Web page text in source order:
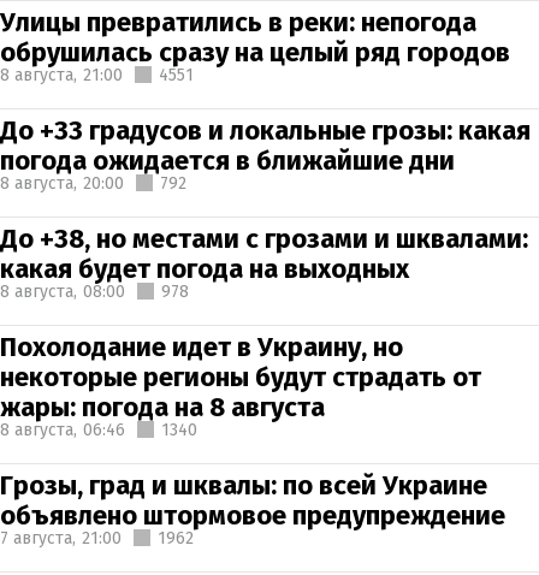
Улицы превратились в реки: непогода
обрушилась сразу на целый ряд городов
8 августа, 21:00 4551
До +33 градусов и локальные грозы: какая
погода ожидается в ближайшие дни
8 августа, 20:00 792
До +38, но местами с грозами и шквалами:
какая будет погода на выходных
8 августа, 08:00 978
Похолодание идет в Украину, но
некоторые регионы будут страдать от
жары: погода на 8 августа
8 августа, 06:46 1340
Грозы, град и шквалы: по всей Украине
объявлено штормовое предупреждение
7 августа, 21:00 1962